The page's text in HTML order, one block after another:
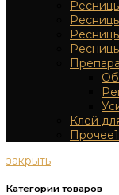
Клей
Прочее
закрыть
Категории товаров